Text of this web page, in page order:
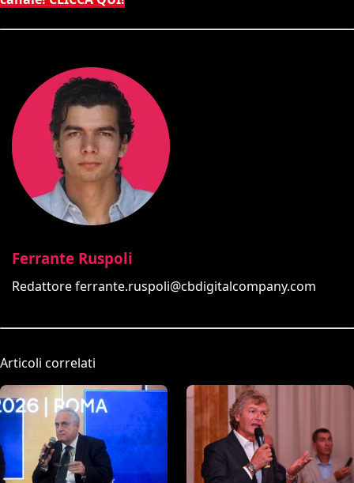
Ferrante Ruspoli
Redattoreferrante.ruspoli@cbdigitalcompany.com
Articoli correlati